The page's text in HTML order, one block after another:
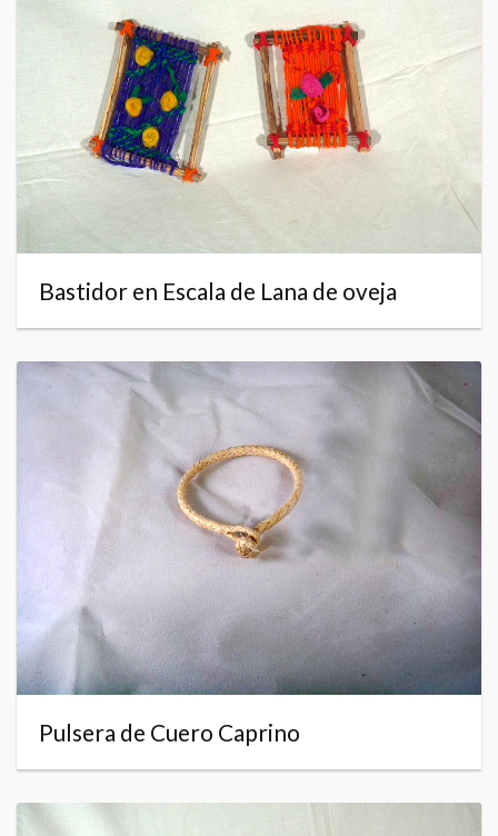
Bastidor en Escala de Lana de oveja
Pulsera de Cuero Caprino